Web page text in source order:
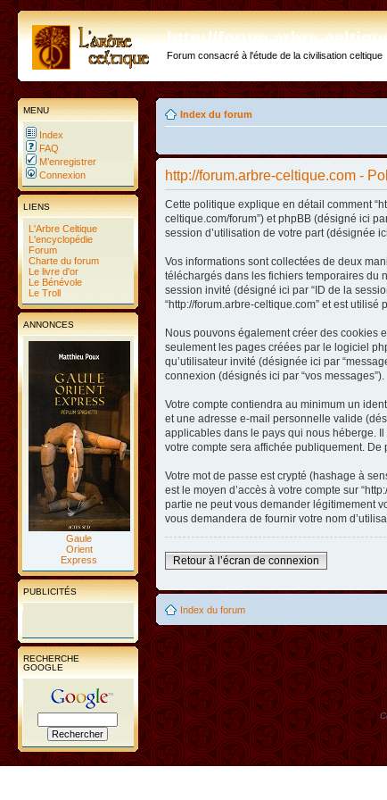
http://forum.arbre-
Forum consacré à l'étude de la civilisation celtique
MENU
Index
FAQ
M’enregistrer
Connexion
LIENS
L'Arbre Celtique
L'encyclopédie
Forum
Charte du forum
Le livre d'or
Le Bénévole
Le Troll
ANNONCES
Gaule
Orient
Express
PUBLICITÉS
RECHERCHE
GOOGLE
Index du forum
http://forum.arbre-celtique.com -
Cette politique explique en détail comment
celtique.com/forum”) et phpBB (désigné ici
session d’utilisation de votre part (désignée
Vos informations sont collectées de deux
téléchargés dans les fichiers temporaires du
session invité (désigné ici par “ID de la
“http://forum.arbre-celtique.com” et est
Nous pouvons également créer des cookies
seulement les pages créées par le logiciel
qu’utilisateur invité (désignée ici par
connexion (désignés ici par “vos messages”).
Votre compte contiendra au minimum un
et une adresse e-mail personnelle valide
applicables dans le pays qui nous héberge.
votre compte sera affichée publiquement. De
Votre mot de passe est crypté (hashage à
est le moyen d’accès à votre compte sur
partie ne peut vous demander légitimement
vous demandera de fournir votre nom
Retour à l’écran de connexion
Index du forum